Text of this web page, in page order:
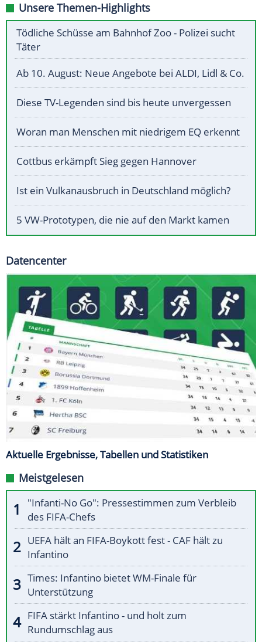
Unsere Themen-Highlights
Tödliche Schüsse am Bahnhof Zoo - Polizei sucht
Täter
Ab 10. August: Neue Angebote bei ALDI, Lidl & Co.
Diese TV-Legenden sind bis heute unvergessen
Woran man Menschen mit niedrigem EQ erkennt
Cottbus erkämpft Sieg gegen Hannover
Ist ein Vulkanausbruch in Deutschland möglich?
5 VW-Prototypen, die nie auf den Markt kamen
Datencenter
Aktuelle Ergebnisse, Tabellen und Statistiken
Meistgelesen
"Infanti-No Go": Pressestimmen zum Verbleib
des FIFA-Chefs
UEFA hält an FIFA-Boykott fest - CAF hält zu
Infantino
Times: Infantino bietet WM-Finale für
Unterstützung
FIFA stärkt Infantino - und holt zum
Rundumschlag aus